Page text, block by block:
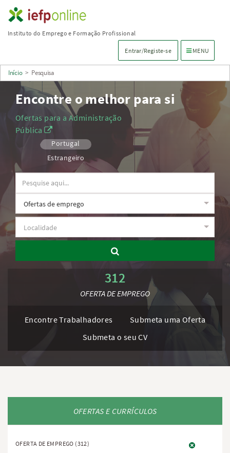
Saltar
para
principal
Instituto do Emprego e Formação Profissional
Entrar/Registe-se Menu de
MENU
Início > Pesquisa
Encontre o melhor para si
Ofertas para a Administração
Pública
Portugal
Estrangeiro
Observações
312
OFERTA DE EMPREGO
Encontre Trabalhadores
Submeta uma Oferta
Submeta o seu CV
OFERTAS E CURRÍCULOS
OFERTA DE EMPREGO (312)